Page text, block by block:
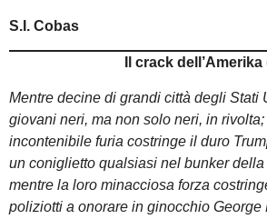
S.I. Cobas
Il crack dell’Amerika
Mentre decine di grandi città degli Stati
giovani neri, ma non solo neri, in
incontenibile furia costringe il duro
un coniglietto qualsiasi nel bunker
mentre la loro minacciosa forza
poliziotti a onorare in ginocchio George